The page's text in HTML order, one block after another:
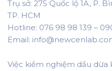
Trụ sở: 275 Quốc lộ 1A, P.
TP. HCM
Hotline: 076 98 98 139 –
Email:
Việc kiểm nghiệm dầu